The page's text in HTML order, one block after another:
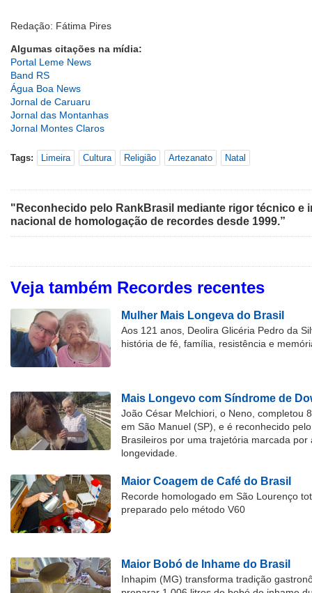
Redação: Fátima Pires
Algumas citações na mídia:
Portal Leme News
Band RS
Água Boa News
Jornal de Caruaru
Jornal das Montanhas
Jornal Montes Claros
Tags: Limeira Cultura Religião Artezanato Natal
"Reconhecido pelo RankBrasil mediante rigor técnico e
nacional de homologação de recordes desde 1999.”
Veja também Recordes recentes
Mulher Mais Longeva do Brasil
Aos 121 anos, Deolira Glicéria Pedro da
história de fé, família, resistência e
Mais Longevo com Síndrome de
João César Melchiori, o Neno, completou
em São Manuel (SP), e é reconhecido
Brasileiros por uma trajetória marcada por
longevidade.
Maior Coagem de Café do Brasil
Recorde homologado em São Lourenço
preparado pelo método V60
Maior Bobó de Inhame do Brasil
Inhapim (MG) transforma tradição